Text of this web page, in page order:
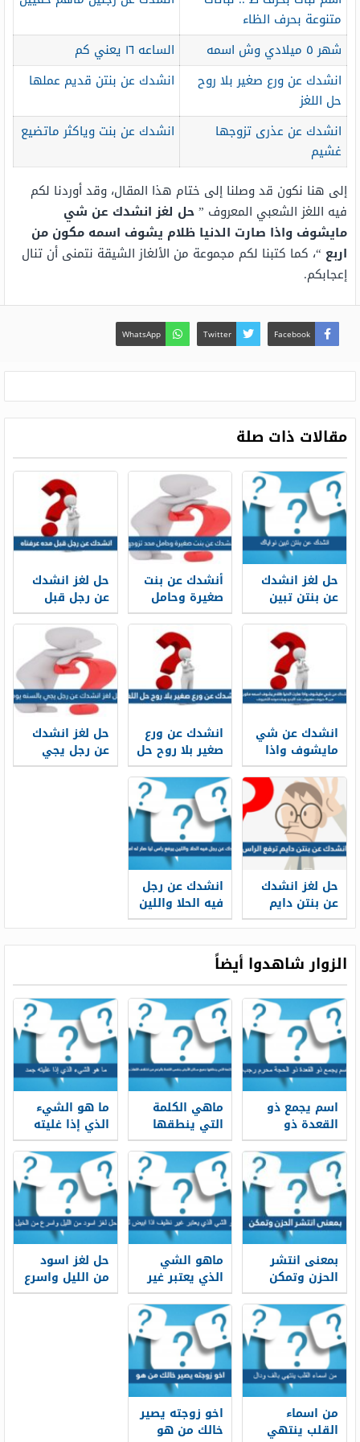
متنوعة بحرف الظاء
شهر ٥ ميلادي وش اسمه
الساعه ١٦ يعني كم
انشدك عن ورع صغير بلا روح
حل اللغز
انشدك عن بنتن قديم عملها
انشدك عن عذرى تزوجها
غشيم
انشدك عن بنت وياكثر ماتضيع
إلى هنا نكون قد وصلنا إلى ختام هذا المقال، وقد أوردنا لكم
فيه اللغز الشعبي المعروف ”حل لغز انشدك عن شي
مايشوف واذا صارت الدنيا ظلام يشوف اسمه مكون من
اربع “، كما كتبنا لكم مجموعة من الألغاز الشيقة نتمنى أن تنال
إعجابكم.
Facebook
Twitter
WhatsApp
مقالات ذات صلة
حل لغز انشدك
عن بنتن تبين
نواياك
أنشدك عن بنت
صغيرة وحامل
محد تزوجها ولا
جابت عيـال هيبة
وتامر ماتعرف
المجامـل تامر
على اثنين
وعشرين
حل لغز انشدك
عن رجل قبل
مده عرفناه
انشدك عن شي
مايشوف واذا
صارت الدنيا
ظلام يشوف
اسمه مكون من
٤ حروف معروف
عند البدو
ويقدمونه
للضيوف
انشدك عن ورع
صغير بلا روح حل
اللغز
حل لغز انشدك
عن رجل يجي
بالسنه يوم
حل لغز انشدك
عن بنتن دايم
ترفع الراس
انشدك عن رجل
فيه الحلا واللين
يرفع راس ليا
الزوار شاهدوا أيضاً
اسم يجمع ذو
القعدة ذو
الحجة محرم
رجب الاشهر من
5 حروف
ماهي الكلمة
التي ينطقها
جميع سكان
الأرض بنفس
اللفظ بالرغم
من اختلاف
اللغات
واللهجات
ما هو الشيء
الذي إذا غليته
جمد
بمعنى انتشر
الحزن وتمكن
الحزن من 3
حروف
ماهو الشي
الذي يعتبر غير
نظيف اذا ابيض
لونه
حل لغز اسود
من الليل واسرع
من الخيل
من اسماء
القلب ينتهي
اخو زوجته يصير
خالك من هو